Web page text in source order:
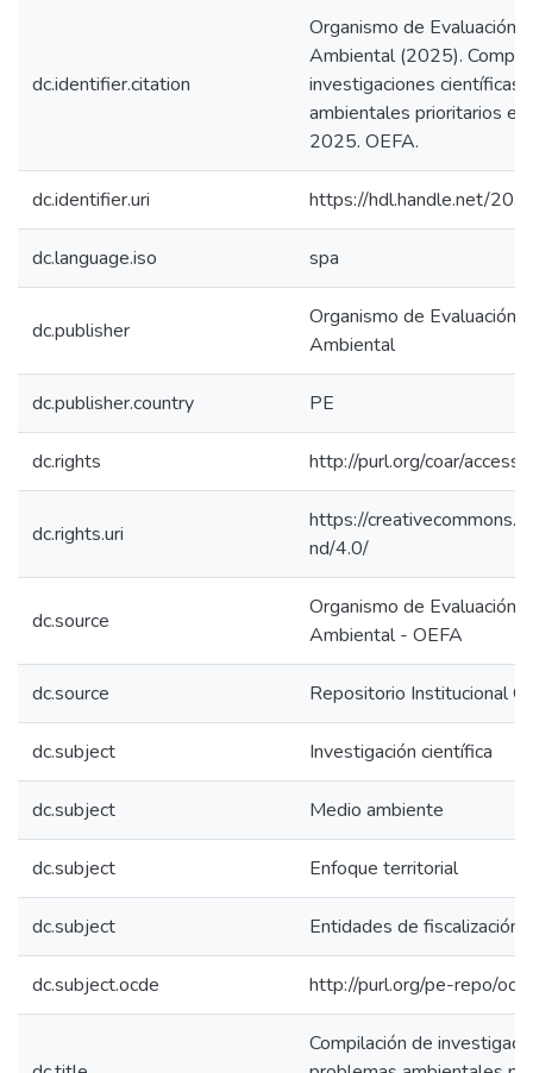
dc.identifier.citation
Organismo de Evaluación
Ambiental (2025).
investigaciones científicas
ambientales prioritarios en
2025. OEFA.
dc.identifier.uri https://hdl.handle.net/
dc.language.iso spa
dc.publisher
Organismo de Evaluación
Ambiental
dc.publisher.country PE
dc.rights http://purl.org/coar/
dc.rights.uri
https://
nd/4.0/
dc.source
Organismo de Evaluación
Ambiental - OEFA
dc.source Repositorio Institucional
dc.subject Investigación científica
dc.subject Medio ambiente
dc.subject Enfoque territorial
dc.subject Entidades de fiscalización
dc.subject.ocde http://purl.org/pe-repo/
Compilación de